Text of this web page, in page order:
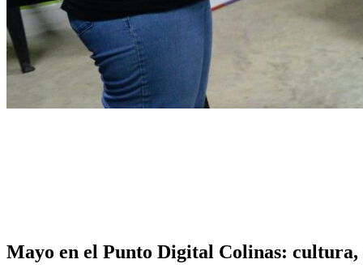
Mayo en el Punto Digital Colinas: cultura,